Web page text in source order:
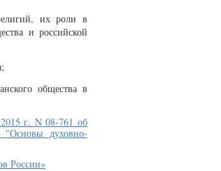
их роли в
и российской
общества в
г. N 08-761 об
"Основы духовно-
России»